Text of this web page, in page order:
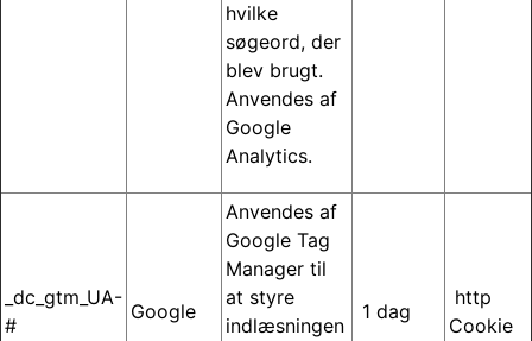
hvilke
søgeord, der
blev brugt.
Anvendes af
Google
Analytics.
_dc_gtm_UA-
#
Google
Anvendes af
Google Tag
Manager til
at styre
indlæsningen
1 dag
http
Cookie